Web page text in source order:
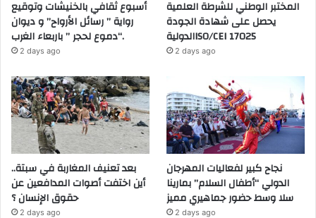
أسبوع ثقافي بالخنيشات وتوقيع
رواية ” رسائل الأرواح” و ديوان
“دموع لحجر ” باربعاء الغرب.
2 days ago
المختبر الوطني للشرطة العلمية
يحصل على شهادة الجودة
الدوليةISO/CEI 17025
2 days ago
بعد تعنيف المغاربة في سبتة..
أين اختفت أصوات المدافعين عن
حقوق الإنسان ؟
2 days ago
نجاح كبير لفعاليات المهرجان
الدولي “أطفال السلام” بمارينا
سلا وسط حضور جماهيري مميز
2 days ago